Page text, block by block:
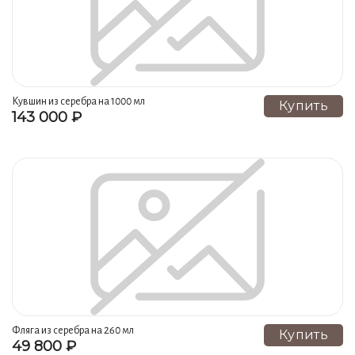
Подарки на серебряную свадьбу (8)
Пряжки для ремня (7)
Цепи из серебра (7) Рога (6)
Серебряная сабля (5)
Зажимы для денег из серебра (3)
Столовые наборы из серебра (2) Пиалы (2)
Рукоятки для пистолетов из серебра (2)
Серебряные настольные наборы (2)
Наборы из 6 пивных кружек из серебра (2)
Ножи десертные (2)
Кувшин из серебра на 1000 мл
143 000 ₽
Купить
Фляга из серебра на 260 мл
49 800 ₽
Купить